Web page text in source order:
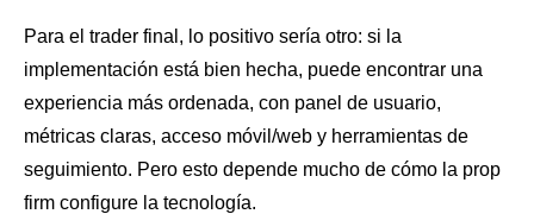
Para el trader final, lo positivo sería otro: si la
implementación está bien hecha, puede encontrar una
experiencia más ordenada, con panel de usuario,
métricas claras, acceso móvil/web y herramientas de
seguimiento. Pero esto depende mucho de cómo la prop
firm configure la tecnología.